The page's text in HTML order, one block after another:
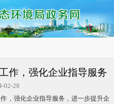
作，强化企业指导服务
02-28
强化企业指导服务，进一步提升企